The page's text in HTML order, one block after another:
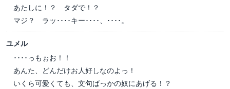
あたしに！？ タダで！？
マジ？ ラッ････キー････、････。
ユメル
････っもぉお！！
あんた、どんだけお人好しなのよっ！
いくら可愛くても、文句ばっかの奴にあげる！？